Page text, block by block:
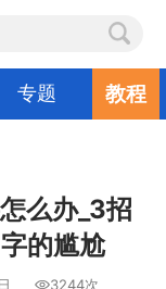
专题 教程
么办_3招
的尴尬
3244次